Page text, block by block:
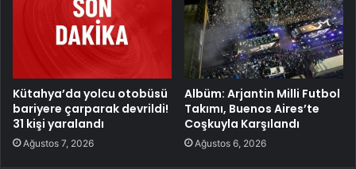
Kütahya’da yolcu otobüsü
bariyere çarparak devrildi!
31 kişi yaralandı
Ağustos 7, 2026
Albüm: Arjantin Milli Futbol
Takımı, Buenos Aires’te
Coşkuyla Karşılandı
Ağustos 6, 2026